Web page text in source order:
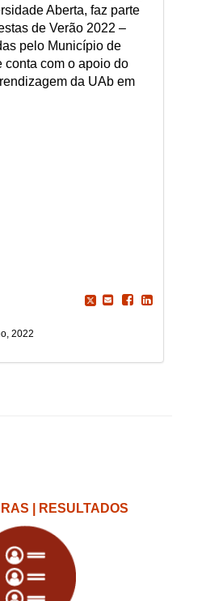
Aberta, faz parte
de Verão 2022 –
pelo Município de
conta com o apoio do
da UAb em
2022
| RESULTADOS